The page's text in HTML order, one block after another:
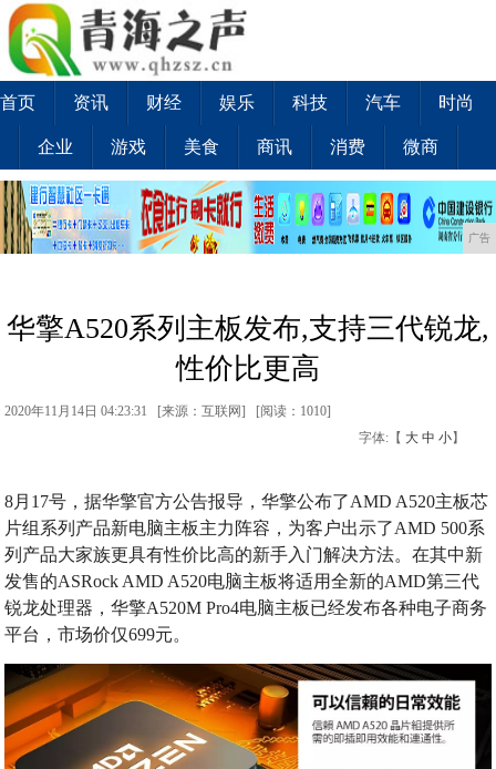
首页 资讯 财经 娱乐 科技 汽车 时尚
企业 游戏 美食 商讯 消费 微商
广告
华擎A520系列主板发布,支持三代锐龙,
性价比更高
2020年11月14日 04:23:31 [来源：互联网] [阅读：1010]
字体:【 大 中 小】
8月17号，据华擎官方公告报导，华擎公布了AMD A520主板芯
片组系列产品新电脑主板主力阵容，为客户出示了AMD 500系
列产品大家族更具有性价比高的新手入门解决方法。在其中新
发售的ASRock AMD A520电脑主板将适用全新的AMD第三代
锐龙处理器，华擎A520M Pro4电脑主板已经发布各种电子商务
平台，市场价仅699元。